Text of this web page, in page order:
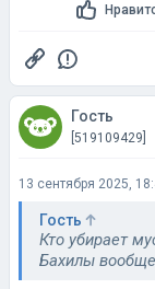
Гость
[519109429]
13 сентября 2025,
Гость
Кто убирает
Бахилы